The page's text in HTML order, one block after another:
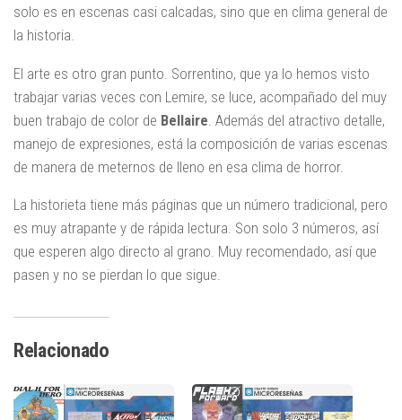
solo es en escenas casi calcadas, sino que en clima general de
la historia.
El arte es otro gran punto. Sorrentino, que ya lo hemos visto
trabajar varias veces con Lemire, se luce, acompañado del muy
buen trabajo de color de Bellaire . Además del atractivo detalle,
manejo de expresiones, está la composición de varias escenas
de manera de meternos de lleno en esa clima de horror.
La historieta tiene más páginas que un número tradicional, pero
es muy atrapante y de rápida lectura. Son solo 3 números, así
que esperen algo directo al grano. Muy recomendado, así que
pasen y no se pierdan lo que sigue.
Relacionado